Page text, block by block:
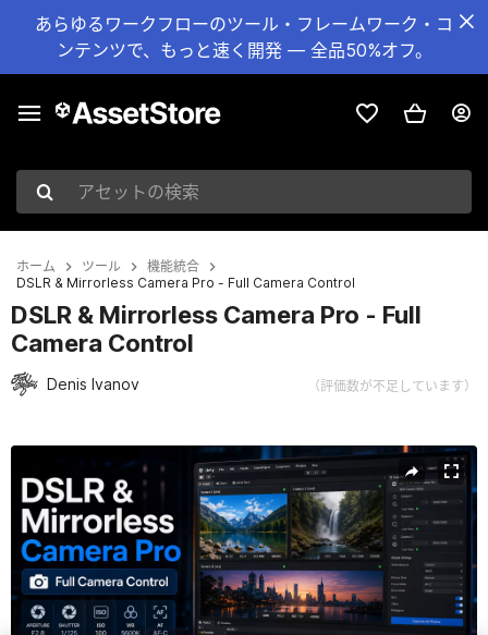
あらゆるワークフローのツール・フレームワーク・コ
ンテンツで、もっと速く開発 — 全品50%オフ。
アセットの検索
ホーム ツール
機能統合
DSLR & Mirrorless Camera Pro - Full Camera Control
DSLR & Mirrorless Camera Pro - Full
Camera Control
Denis Ivanov （評価数が不足しています）
現在のスライド：1 / 5